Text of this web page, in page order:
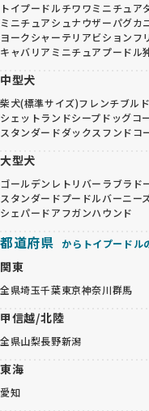
トイプードルチワワミニチュア
ミニチュアシュナウザーパグカ
ヨークシャーテリアビションフ
キャバリア ミニチュアプードル
中型犬
柴犬(標準サイズ)フレンチブル
シェットランドシープドッグコ
スタンダードダックスフンドコ
大型犬
ゴールデンレトリバー ラブラド
スタンダードプードルバーニー
シェパードアフガンハウンド
都道府県 からトイプードル
関東
全県埼玉千葉東京神奈川群馬
甲信越/北陸
全県山梨長野新潟
東海
愛知